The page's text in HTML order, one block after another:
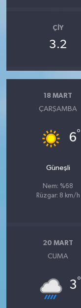
ÇIY
3.2
18 MART
ÇARŞAMBA
6°
Güneşli
Nem: %68
Rüzgar: 8 km/h
20 MART
CUMA
3°